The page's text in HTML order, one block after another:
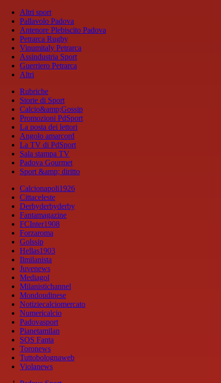
Altri sport
Pallavolo Padova
Antenore Plebiscito Padova
Petrarca Rugby
Vinumitaly Petrarca
Assindustria Sport
Guerriero Petrarca
Altri
Rubriche
Storie di Sport
Calcio&amp;Gossip
Promozioni PdSport
La posta dei lettori
Angolo amarcord
La TV di PdSport
Sala stampa TV
Padova Gourmet
Sport &amp; diritto
Calcionapoli1926
Cittaceleste
Derbyderbyderby
Fantamagazine
FCInter1908
Forzaroma
Golssip
Hellas1903
Ilmilanista
Juvenews
Mediagol
Milanistichannel
Mondoudinese
Notiziecalciomercato
Numericalcio
Padovasport
Pianetamilan
SOS Fanta
Toronews
Tuttobolognaweb
Violanews